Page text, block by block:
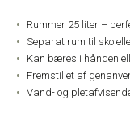
Rummer 25 liter –
Separat rum til sko
Kan bæres i hånden
Fremstillet af
Vand- og